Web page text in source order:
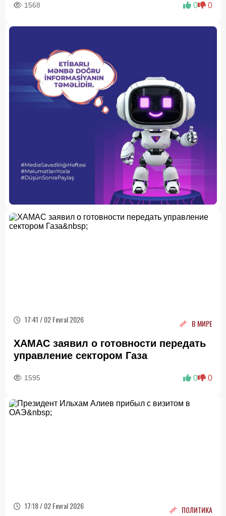
1568 0 0
17:41 / 02 Fevral 2026 В МИРЕ
ХАМАС заявил о готовности передать
управление сектором Газа
1595 0 0
17:18 / 02 Fevral 2026 ПОЛИТИКА